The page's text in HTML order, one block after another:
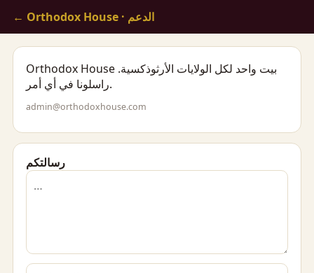
← Orthodox House · الدعم
Orthodox House بيت واحد لكل الولايات الأرثوذكسية.
راسلونا في أي أمر.
admin@orthodoxhouse.com
رسالتكم